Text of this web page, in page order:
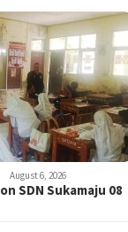
August 6, 2026
SDN Sukamaju 08